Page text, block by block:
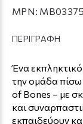
MPN: MB03375
ΠΕΡΙΓΡΑΦΗ
Ένα
την ομάδα
of Bones – με
και
εκπαιδεύουν